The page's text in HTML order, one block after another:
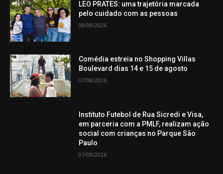
LEO PRATES: uma trajetória marcada
pelo cuidado com as pessoas
08/08/2026
Comédia estreia no Shopping Villas
Boulevard dias 14 e 15 de agosto
07/08/2026
Instituto Futebol de Rua Sicredi e Visa,
em parceria com a PMLF, realizam ação
social com crianças no Parque São
Paulo
07/08/2026